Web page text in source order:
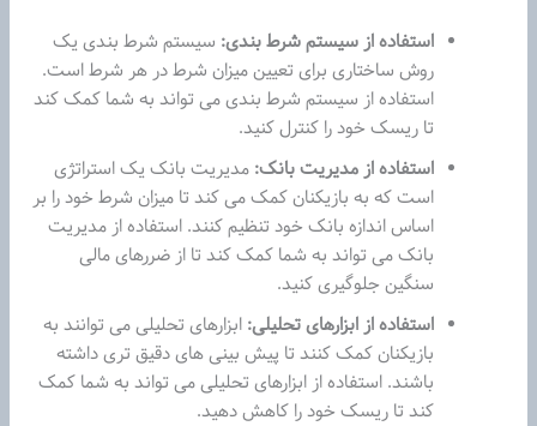
استفاده از سیستم شرط بندی: سیستم شرط بندی یک
روش ساختاری برای تعیین میزان شرط در هر شرط است.
استفاده از سیستم شرط بندی می تواند به شما کمک کند
تا ریسک خود را کنترل کنید.
استفاده از مدیریت بانک: مدیریت بانک یک استراتژی
است که به بازیکنان کمک می کند تا میزان شرط خود را بر
اساس اندازه بانک خود تنظیم کنند. استفاده از مدیریت
بانک می تواند به شما کمک کند تا از ضررهای مالی
سنگین جلوگیری کنید.
استفاده از ابزارهای تحلیلی: ابزارهای تحلیلی می توانند به
بازیکنان کمک کنند تا پیش بینی های دقیق تری داشته
باشند. استفاده از ابزارهای تحلیلی می تواند به شما کمک
کند تا ریسک خود را کاهش دهید.